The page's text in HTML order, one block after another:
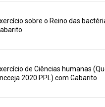
sobre o Reino das
de Ciências humanas
2020 PPL) com Gabarito